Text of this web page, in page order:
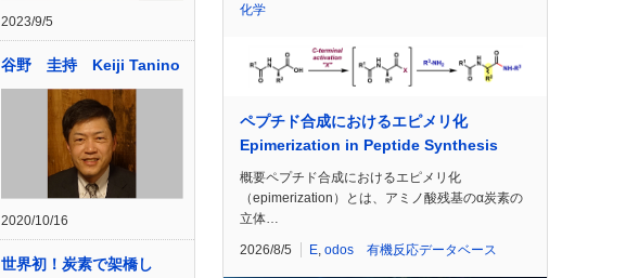
2023/9/5
谷野 圭持 Keiji Tanino
2020/10/16
世界初！炭素で架橋し
化学
ペプチド合成におけるエピメリ化
Epimerization in Peptide Synthesis
概要ペプチド合成におけるエピメリ化
（epimerization）とは、アミノ酸残基のα炭素の
立体…
2026/8/5 E odos 有機反応データベース